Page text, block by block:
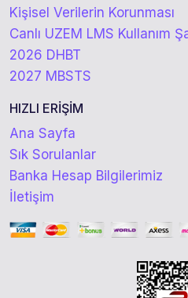
Kişisel Verilerin Korunması
Canlı UZEM LMS Kullanım
2026 DHBT
2027 MBSTS
HIZLI ERİŞİM
Ana Sayfa
Sık Sorulanlar
Banka Hesap Bilgilerimiz
İletişim